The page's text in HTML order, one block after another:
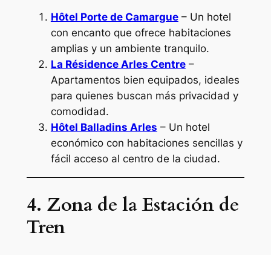
Hôtel Porte de Camargue– Un hotel
con encanto que ofrece habitaciones
amplias y un ambiente tranquilo.
La Résidence Arles Centre–
Apartamentos bien equipados, ideales
para quienes buscan más privacidad y
comodidad.
Hôtel Balladins Arles – Un hotel
económico con habitaciones sencillas y
fácil acceso al centro de la ciudad.
4. Zona de la Estación de
Tren